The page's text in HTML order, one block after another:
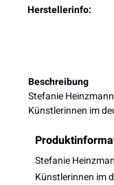
Herstellerinfo:
Beschreibung
Stefanie
Künstlerinnen im
Stefanie
Künstlerinnen im